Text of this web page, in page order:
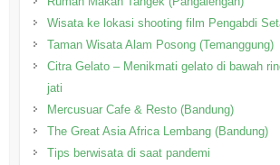
Wisata ke lokasi shooting film Pengabdi
Taman Wisata Alam Posong (Temanggung)
Citra Gelato – Menikmati gelato di bawah
jati
Mercusuar Cafe & Resto (Bandung)
The Great Asia Africa Lembang (Bandung)
Tips berwisata di saat pandemi